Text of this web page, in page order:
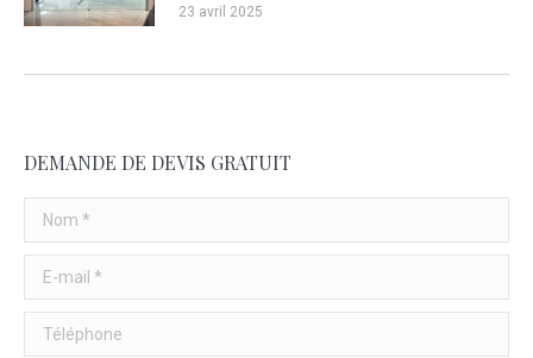
23 avril 2025
DEMANDE DE DEVIS GRATUIT
Nom *
E-mail *
Téléphone